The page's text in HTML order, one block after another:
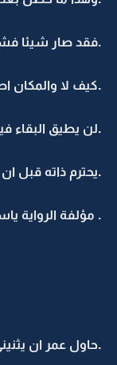
.فقد صار شيئا
.كيف لا
.لن يطيق البقاء
.يحترم ذاته قبل ان
. مؤلفة الرواية
.حاول عمر ان